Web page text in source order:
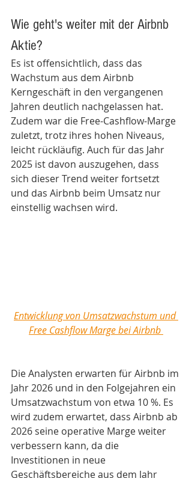
Wie geht's weiter mit der Airbnb
Aktie?
Es ist offensichtlich, dass das
Wachstum aus dem Airbnb
Kerngeschäft in den vergangenen
Jahren deutlich nachgelassen hat.
Zudem war die Free-Cashflow-Marge
zuletzt, trotz ihres hohen Niveaus,
leicht rückläufig. Auch für das Jahr
2025 ist davon auszugehen, dass
sich dieser Trend weiter fortsetzt
und das Airbnb beim Umsatz nur
einstellig wachsen wird.
Entwicklung von Umsatzwachstum und
Free Cashflow Marge bei Airbnb
Die Analysten erwarten für Airbnb im
Jahr 2026 und in den Folgejahren ein
Umsatzwachstum von etwa 10 %. Es
wird zudem erwartet, dass Airbnb ab
2026 seine operative Marge weiter
verbessern kann, da die
Investitionen in neue
Geschäftsbereiche aus dem Jahr